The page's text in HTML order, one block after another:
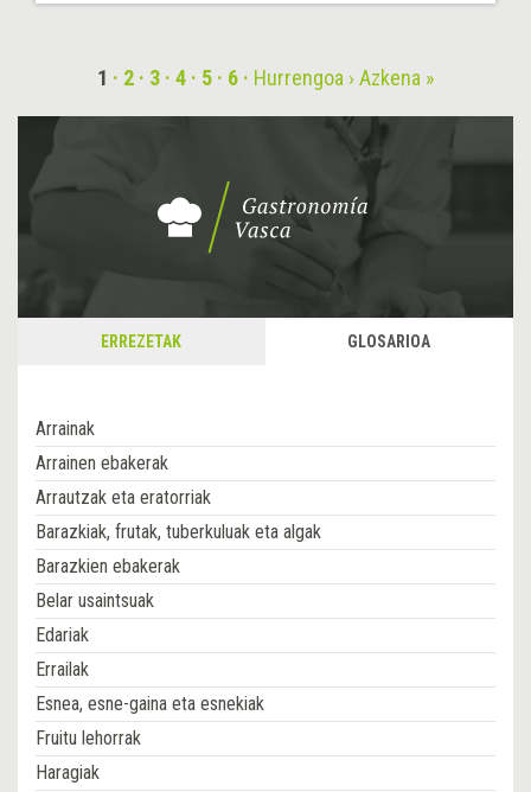
1 2 3 4 5 6 Hurrengoa › Azkena »
ERREZETAK GLOSARIOA
Arrainak
Arrainen ebakerak
Arrautzak eta eratorriak
Barazkiak, frutak, tuberkuluak eta algak
Barazkien ebakerak
Belar usaintsuak
Edariak
Errailak
Esnea, esne-gaina eta esnekiak
Fruitu lehorrak
Haragiak